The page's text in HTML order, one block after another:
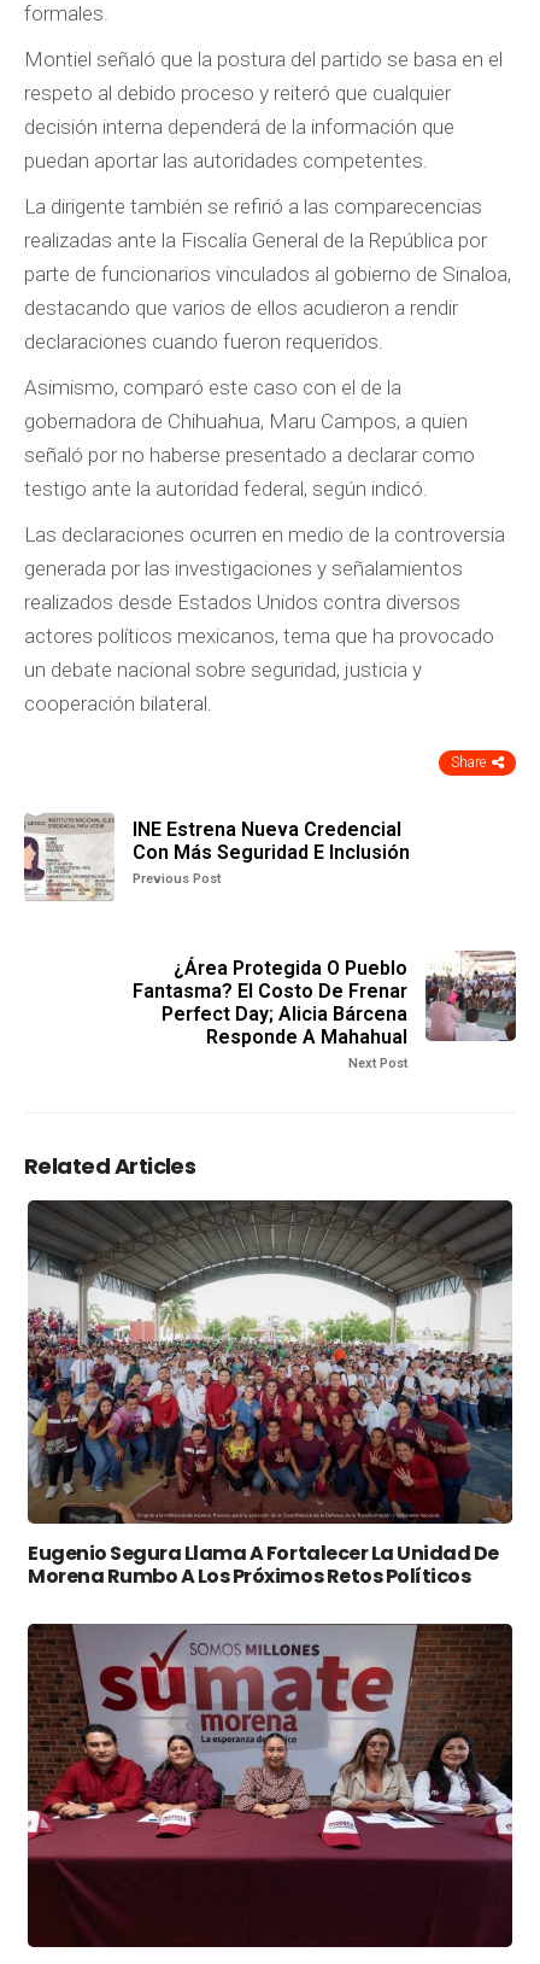
formales.
Montiel señaló que la postura del partido se basa en el
respeto al debido proceso y reiteró que cualquier
decisión interna dependerá de la información que
puedan aportar las autoridades competentes.
La dirigente también se refirió a las comparecencias
realizadas ante la Fiscalía General de la República por
parte de funcionarios vinculados al gobierno de Sinaloa,
destacando que varios de ellos acudieron a rendir
declaraciones cuando fueron requeridos.
Asimismo, comparó este caso con el de la
gobernadora de Chihuahua, Maru Campos, a quien
señaló por no haberse presentado a declarar como
testigo ante la autoridad federal, según indicó.
Las declaraciones ocurren en medio de la controversia
generada por las investigaciones y señalamientos
realizados desde Estados Unidos contra diversos
actores políticos mexicanos, tema que ha provocado
un debate nacional sobre seguridad, justicia y
cooperación bilateral.
Share
INE Estrena Nueva Credencial
Con Más Seguridad E Inclusión
Previous Post
¿Área Protegida O Pueblo
Fantasma? El Costo De Frenar
Perfect Day; Alicia Bárcena
Responde A Mahahual
Next Post
Related Articles
Eugenio Segura Llama A Fortalecer La Unidad De
Morena Rumbo A Los Próximos Retos Políticos